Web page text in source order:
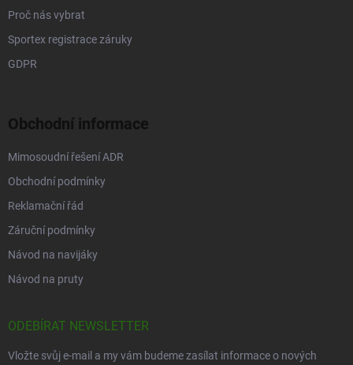
Proč nás vybrat
Sportex registrace záruky
GDPR
Obchodní informace
Mimosoudní řešení ADR
Obchodní podmínky
Reklamační řád
Záruční podmínky
Návod na navijáky
Návod na pruty
ODEBÍRAT NEWSLETTER
Vložte svůj e-mail a my vám budeme zasílat informace o nových